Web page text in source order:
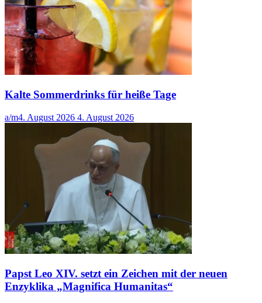
Kalte Sommerdrinks für heiße Tage
a/m4. August 2026 4. August 2026
Papst Leo XIV. setzt ein Zeichen mit der neuen
Enzyklika „Magnifica Humanitas“